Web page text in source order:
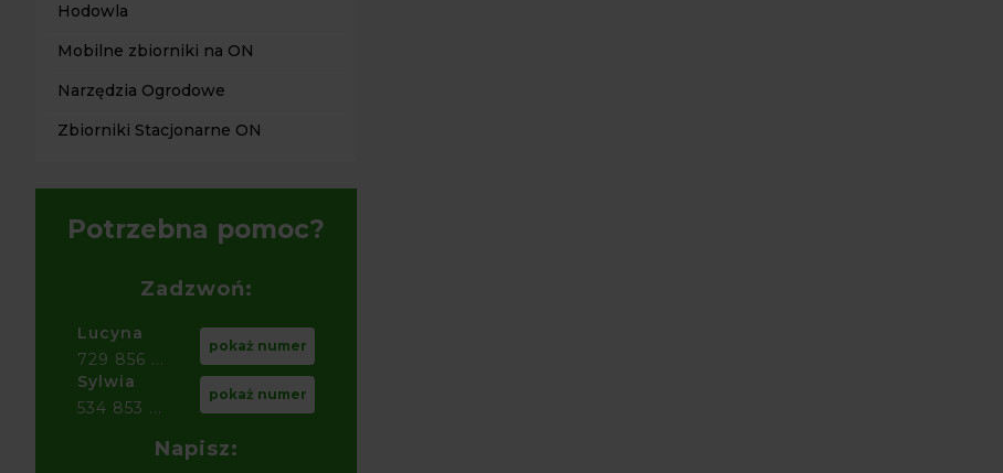
Hodowla
Mobilne zbiorniki na ON
Narzędzia Ogrodowe
Zbiorniki Stacjonarne ON
Potrzebna pomoc?
Zadzwoń:
Lucyna
729 856 ...
pokaż numer
Sylwia
534 853 ...
pokaż numer
Napisz: